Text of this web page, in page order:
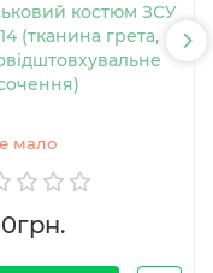
костюм ЗСУ
(тканина грета,
мало